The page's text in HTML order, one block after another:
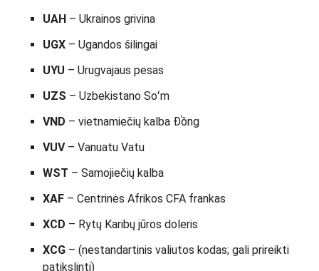
UAH – Ukrainos grivina
UGX – Ugandos šilingai
UYU – Urugvajaus pesas
UZS – Uzbekistano Soʻm
VND – vietnamiečių kalba Đồng
VUV– Vanuatu Vatu
WST – Samojiečių kalba
XAF – Centrinės Afrikos CFA frankas
XCD – Rytų Karibų jūros doleris
XCG – (nestandartinis valiutos kodas; gali prireikti
patikslinti)